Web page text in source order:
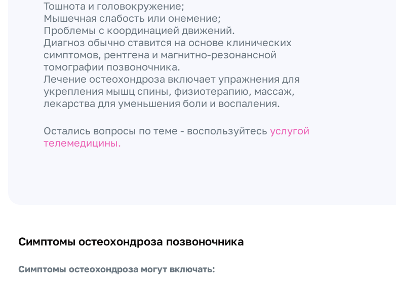
Тошнота и головокружение;
Мышечная слабость или онемение;
Проблемы с координацией движений.
Диагноз обычно ставится на основе клинических
симптомов, рентгена и магнитно-резонансной
томографии позвоночника.
Лечение остеохондроза включает упражнения для
укрепления мышц спины, физиотерапию, массаж,
лекарства для уменьшения боли и воспаления.
Остались вопросы по теме - воспользуйтесь услугой
телемедицины.
Симптомы остеохондроза позвоночника
Симптомы остеохондроза могут включать: